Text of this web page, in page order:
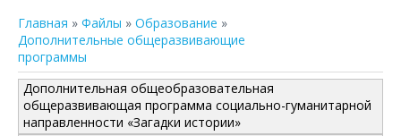
Главная » Файлы » Образование »
Дополнительные общеразвивающие
программы
Дополнительная общеобразовательная
общеразвивающая программа социально-гуманитарной
направленности «Загадки истории»